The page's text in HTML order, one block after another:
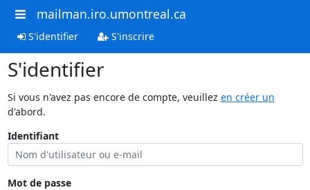
mailman.iro.umontreal.ca
S'identifier S'inscrire
S'identifier
Si vous n'avez pas encore de compte, veuillez en créer un
d'abord.
Identifiant
Mot de passe